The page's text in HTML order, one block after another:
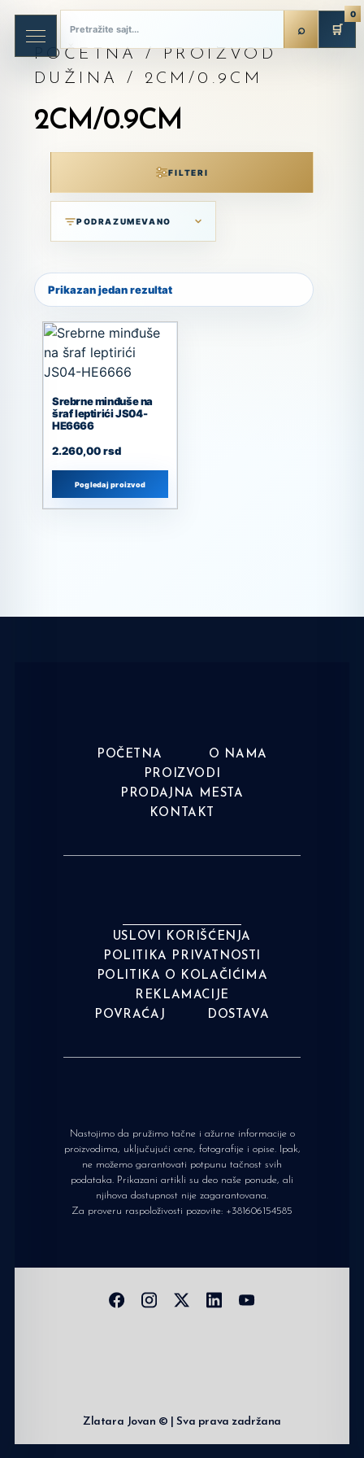
POČETNA
/ PROIZVOD
DUŽINA / 2CM/0.9CM
2CM/0.9CM
FILTERI
Prikazan jedan rezultat
Srebrne minđuše na
šraf leptirići JS04-
HE6666
2.260,00rsd
Pogledaj proizvod
POČETNA
O NAMA
PROIZVODI
PRODAJNA MESTA
KONTAKT
USLOVI KORIŠĆENJA
POLITIKA PRIVATNOSTI
POLITIKA O KOLAČIĆIMA
REKLAMACIJE
POVRAĆAJ
DOSTAVA
Nastojimo da pružimo tačne i ažurne informacije o
proizvodima, uključujući cene, fotografije i opise. Ipak,
ne možemo garantovati potpunu tačnost svih
podataka. Prikazani artikli su deo naše ponude, ali
njihova dostupnost nije zagarantovana.
Za proveru raspoloživosti pozovite: +381606154585
Zlatara Jovan © | Sva prava zadržana
🛒
0